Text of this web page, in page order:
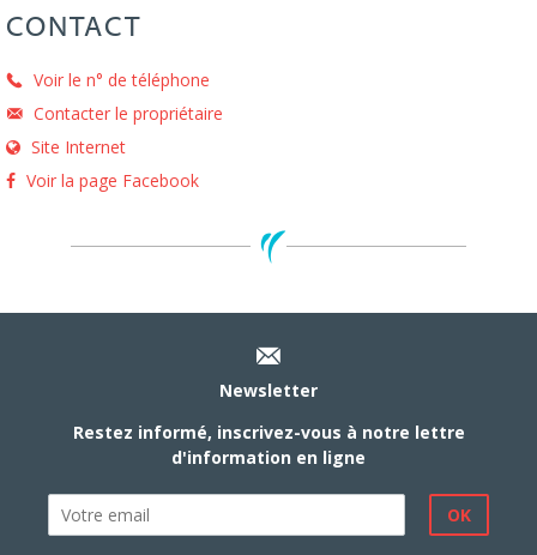
CONTACT
Voir le n° de téléphone
Contacter le propriétaire
Site Internet
Voir la page Facebook
Newsletter
Restez informé, inscrivez-vous à notre lettre
d'information en ligne